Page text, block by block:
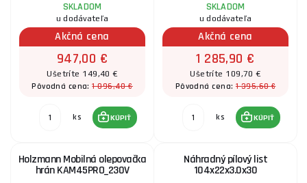
SKLADOM
u dodávateľa
Akčná cena
947,00 €
Ušetríte 149,40 €
Pôvodná cena:1 096,40 €
ks KÚPIŤ
SKLADOM
u dodávateľa
Akčná cena
1 285,90 €
Ušetríte 109,70 €
Pôvodná cena:1 395,60 €
ks KÚPIŤ
Holzmann Mobilná olepovačka
hrán KAM45PRO_230V
Náhradný pílový list
104x22x3.0x30